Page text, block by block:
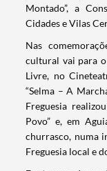
Termo de
Categorias
Montado”, a
Cidades e Vilas
Nas
cultural vai para
Livre, no
“Selma – A
Freguesia
Povo” e, em
churrasco, numa
Freguesia local e